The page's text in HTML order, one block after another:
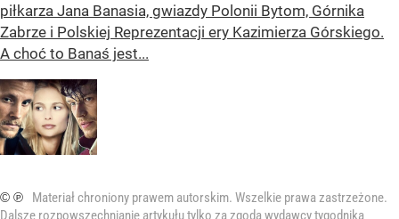
piłkarza Jana Banasia, gwiazdy Polonii Bytom, Górnika
Zabrze i Polskiej Reprezentacji ery Kazimierza Górskiego.
A choć to Banaś jest...
© ℗
Materiał chroniony prawem autorskim. Wszelkie prawa zastrzeżone.
Dalsze rozpowszechnianie artykułu tylko za zgodą wydawcy tygodnika